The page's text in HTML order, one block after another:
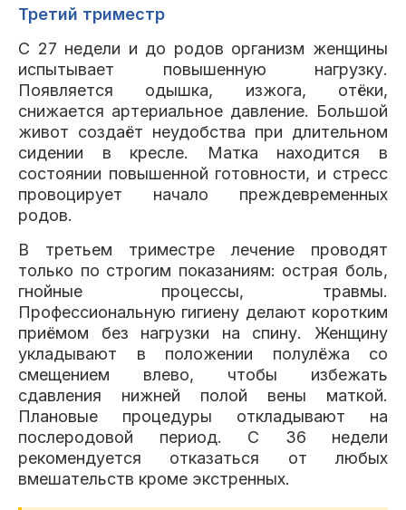
Третий триместр
С 27 недели и до родов организм женщины
испытывает повышенную нагрузку.
Появляется одышка, изжога, отёки,
снижается артериальное давление. Большой
живот создаёт неудобства при длительном
сидении в кресле. Матка находится в
состоянии повышенной готовности, и стресс
провоцирует начало преждевременных
родов.
В третьем триместре лечение проводят
только по строгим показаниям: острая боль,
гнойные процессы, травмы.
Профессиональную гигиену делают коротким
приёмом без нагрузки на спину. Женщину
укладывают в положении полулёжа со
смещением влево, чтобы избежать
сдавления нижней полой вены маткой.
Плановые процедуры откладывают на
послеродовой период. С 36 недели
рекомендуется отказаться от любых
вмешательств кроме экстренных.